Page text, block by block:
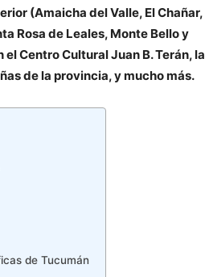
(Amaicha del Valle, El Chañar,
Rosa de Leales, Monte Bello y
Centro Cultural Juan B. Terán, la
de la provincia, y mucho más.
de Tucumán